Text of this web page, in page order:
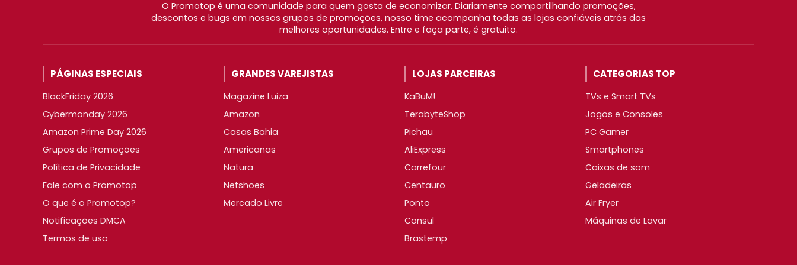
O Promotop é uma comunidade para quem gosta de economizar. Diariamente compartilhando promoções,
descontos e bugs em nossos grupos de promoções, nosso time acompanha todas as lojas confiáveis atrás das
melhores oportunidades. Entre e faça parte, é gratuito.
PÁGINAS ESPECIAIS
BlackFriday 2026
Cybermonday 2026
Amazon Prime Day 2026
Grupos de Promoções
Política de Privacidade
Fale com o Promotop
O que é o Promotop?
Notificações DMCA
Termos de uso
GRANDES VAREJISTAS
Magazine Luiza
Amazon
Casas Bahia
Americanas
Natura
Netshoes
Mercado Livre
LOJAS PARCEIRAS
KaBuM!
TerabyteShop
Pichau
AliExpress
Carrefour
Centauro
Ponto
Consul
Brastemp
CATEGORIAS TOP
TVs e Smart TVs
Jogos e Consoles
PC Gamer
Smartphones
Caixas de som
Geladeiras
Air Fryer
Máquinas de Lavar